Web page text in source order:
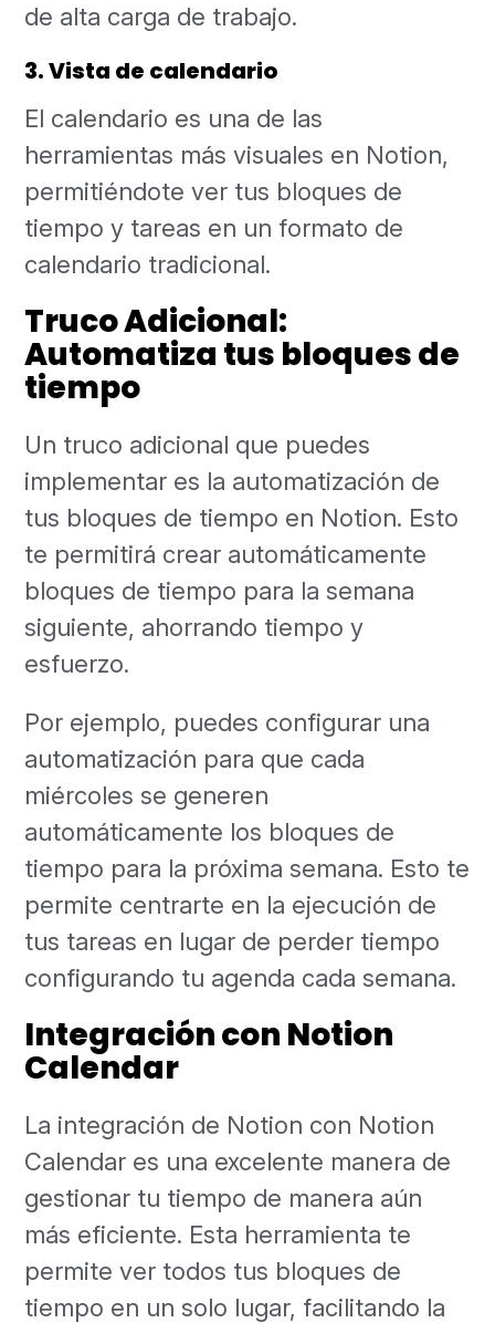
de alta carga de trabajo.
3. Vista de calendario
El calendario es una de las
herramientas más visuales en Notion,
permitiéndote ver tus bloques de
tiempo y tareas en un formato de
calendario tradicional.
Truco Adicional:
Automatiza tus bloques de
tiempo
Un truco adicional que puedes
implementar es la automatización de
tus bloques de tiempo en Notion. Esto
te permitirá crear automáticamente
bloques de tiempo para la semana
siguiente, ahorrando tiempo y
esfuerzo.
Por ejemplo, puedes configurar una
automatización para que cada
miércoles se generen
automáticamente los bloques de
tiempo para la próxima semana. Esto te
permite centrarte en la ejecución de
tus tareas en lugar de perder tiempo
configurando tu agenda cada semana.
Integración con Notion
Calendar
La integración de Notion con Notion
Calendar es una excelente manera de
gestionar tu tiempo de manera aún
más eficiente. Esta herramienta te
permite ver todos tus bloques de
tiempo en un solo lugar, facilitando la